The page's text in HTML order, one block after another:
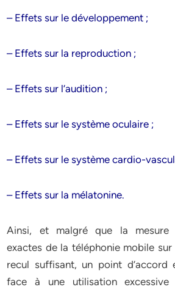
– Effets sur le développement ;
– Effets sur la reproduction ;
– Effets sur l’audition ;
– Effets sur le système oculaire ;
– Effets sur le système cardio-
– Effets sur la mélatonine.
Ainsi, et malgré que la mesure
exactes de la téléphonie mobile
recul suffisant, un point d’accord
face à une utilisation